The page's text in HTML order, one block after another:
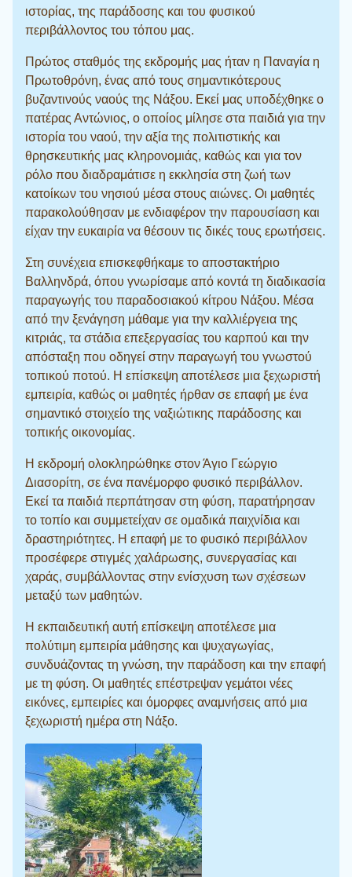
ιστορίας, της παράδοσης και του φυσικού
περιβάλλοντος του τόπου μας.
Πρώτος σταθμός της εκδρομής μας ήταν η Παναγία η
Πρωτοθρόνη, ένας από τους σημαντικότερους
βυζαντινούς ναούς της Νάξου. Εκεί μας υποδέχθηκε ο
πατέρας Αντώνιος, ο οποίος μίλησε στα παιδιά για την
ιστορία του ναού, την αξία της πολιτιστικής και
θρησκευτικής μας κληρονομιάς, καθώς και για τον
ρόλο που διαδραμάτισε η εκκλησία στη ζωή των
κατοίκων του νησιού μέσα στους αιώνες. Οι μαθητές
παρακολούθησαν με ενδιαφέρον την παρουσίαση και
είχαν την ευκαιρία να θέσουν τις δικές τους ερωτήσεις.
Στη συνέχεια επισκεφθήκαμε το αποστακτήριο
Βαλληνδρά, όπου γνωρίσαμε από κοντά τη διαδικασία
παραγωγής του παραδοσιακού κίτρου Νάξου. Μέσα
από την ξενάγηση μάθαμε για την καλλιέργεια της
κιτριάς, τα στάδια επεξεργασίας του καρπού και την
απόσταξη που οδηγεί στην παραγωγή του γνωστού
τοπικού ποτού. Η επίσκεψη αποτέλεσε μια ξεχωριστή
εμπειρία, καθώς οι μαθητές ήρθαν σε επαφή με ένα
σημαντικό στοιχείο της ναξιώτικης παράδοσης και
τοπικής οικονομίας.
Η εκδρομή ολοκληρώθηκε στον Άγιο Γεώργιο
Διασορίτη, σε ένα πανέμορφο φυσικό περιβάλλον.
Εκεί τα παιδιά περπάτησαν στη φύση, παρατήρησαν
το τοπίο και συμμετείχαν σε ομαδικά παιχνίδια και
δραστηριότητες. Η επαφή με το φυσικό περιβάλλον
προσέφερε στιγμές χαλάρωσης, συνεργασίας και
χαράς, συμβάλλοντας στην ενίσχυση των σχέσεων
μεταξύ των μαθητών.
Η εκπαιδευτική αυτή επίσκεψη αποτέλεσε μια
πολύτιμη εμπειρία μάθησης και ψυχαγωγίας,
συνδυάζοντας τη γνώση, την παράδοση και την επαφή
με τη φύση. Οι μαθητές επέστρεψαν γεμάτοι νέες
εικόνες, εμπειρίες και όμορφες αναμνήσεις από μια
ξεχωριστή ημέρα στη Νάξο.